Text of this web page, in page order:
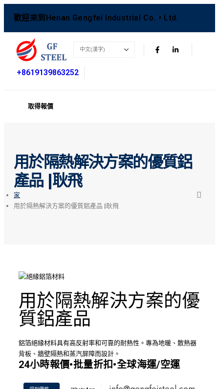
歡迎來到Henan Gengfei Industrial Co.，Ltd.
+8619139863252
取得報價
用於隔熱解決方案的優質鋁
產品 |耿飛
家
用於隔熱解決方案的優質鋁產品 |耿飛
用於隔熱解決方案的優
質鋁產品
鋁箔絕緣材料具有高反射率和可靠的耐熱性。專為地暖、散熱器
背板、牆壁隔熱和蒸汽屏障而設計。
24小時報價•批量折扣•全球海運/空運